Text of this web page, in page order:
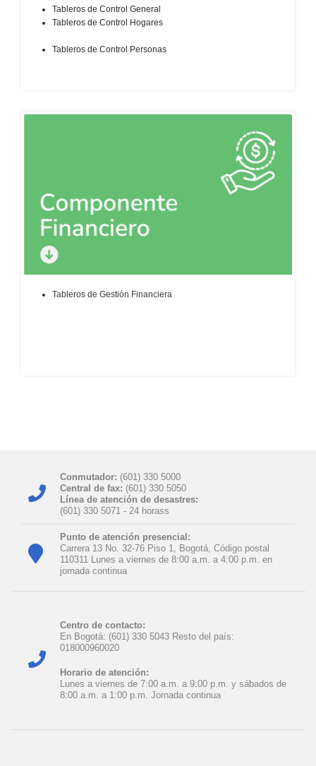
Tableros de Control General
Tableros de Control Hogares​
Tableros de Control Personas
Tableros de Gestión Financiera​
Conmutador: (601) 330 5000
Central de fax: (601) 330 5050
Línea de atención de desastres:
(601) 330 5071 - 24 horas​s
Punto de atención presencial:
Carrera 13 No. 32-76 Piso 1, Bogotá, Código postal
110311 Lunes a viernes de 8:00 a.m. a 4:00 p.m. en
jornada continua
Centro de contacto:
En Bogotá: (601) 330 5043 Resto del país:
018000960020
Horario de atención:
Lunes a viernes de 7:00 a.m. a 9:00 p.m. y sábados de
8:00 a.m. a 1:00 p.m. Jornada continua